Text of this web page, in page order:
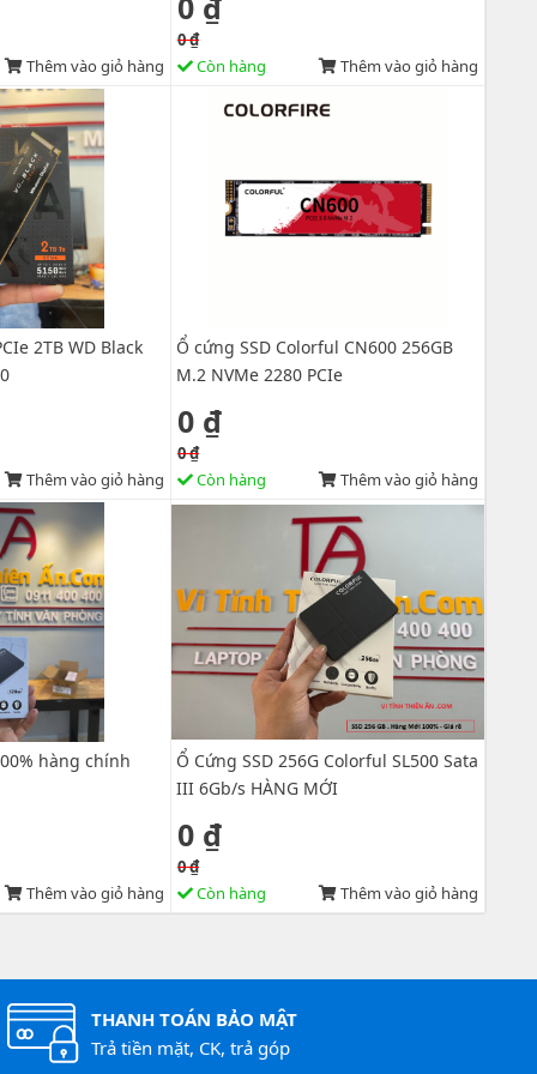
Thêm vào giỏ hàng
0 ₫
Còn hàng
Thêm vào giỏ hàng
2TB WD Black
Thêm vào giỏ hàng
Ổ cứng SSD Colorful CN600 256GB
M.2 NVMe 2280 PCIe
0 ₫
0 ₫
Còn hàng
Thêm vào giỏ hàng
hàng chính
Thêm vào giỏ hàng
Ổ Cứng SSD 256G Colorful SL500 Sata
III 6Gb/s HÀNG MỚI
0 ₫
0 ₫
Còn hàng
Thêm vào giỏ hàng
THANH TOÁN BẢO MẬT
Trả tiền mặt, CK, trả góp